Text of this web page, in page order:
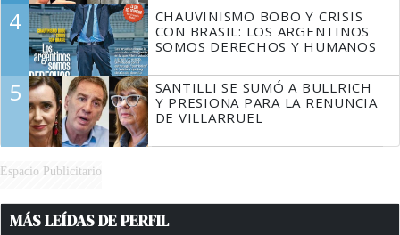
4
CHAUVINISMO BOBO Y CRISIS
CON BRASIL: LOS ARGENTINOS
SOMOS DERECHOS Y HUMANOS
5
SANTILLI SE SUMÓ A BULLRICH
Y PRESIONA PARA LA RENUNCIA
DE VILLARRUEL
Espacio Publicitario
MÁS LEÍDAS DE PERFIL